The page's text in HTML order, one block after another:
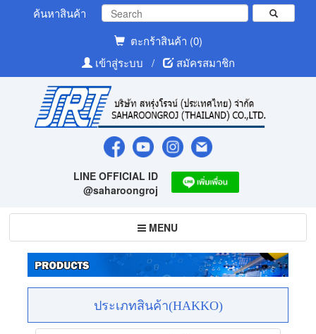
ค้นหาสินค้า
ตะกร้าสินค้า (0)
เข้าสู่ระบบ
/ สมัครสมาชิก
LINE OFFICIAL ID
@saharoongroj
Toggle
navigation
MENU
ประเภทสินค้า(HAKKO)